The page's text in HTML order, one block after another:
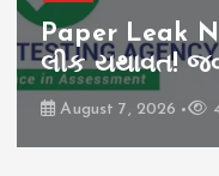
Paper Leak
લીક યથાવત!
August 7, 2026